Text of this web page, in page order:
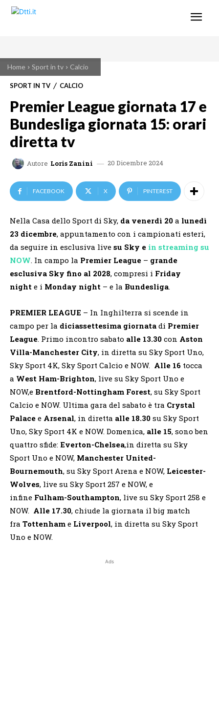
Home Sport in tv Calcio
SPORT IN TV CALCIO
Premier League giornata 17 e
Bundesliga giornata 15: orari
diretta tv
Autore Loris Zanini 20 Dicembre 2024
FACEBOOK X PINTEREST
Nella Casa dello Sport di Sky, da venerdì 20 a lunedì
23 dicembre, appuntamento con i campionati esteri,
da seguire in esclusiva live su Sky e in streaming su
NOW. In campo la Premier League – grande
esclusiva Sky fino al 2028, compresi i Friday
night e i Monday night – e la Bundesliga.
PREMIER LEAGUE – In Inghilterra si scende in
campo per la diciassettesima giornata di Premier
League. Primo incontro sabato alle 13.30 con Aston
Villa-Manchester City, in diretta su Sky Sport Uno,
Sky Sport 4K, Sky Sport Calcio e NOW. Alle 16 tocca
a West Ham-Brighton, live su Sky Sport Uno e
NOW,e Brentford-Nottingham Forest, su Sky Sport
Calcio e NOW. Ultima gara del sabato è tra Crystal
Palace e Arsenal, in diretta alle 18.30 su Sky Sport
Uno, Sky Sport 4K e NOW. Domenica, alle 15, sono ben
quattro sfide: Everton-Chelsea,in diretta su Sky
Sport Uno e NOW, Manchester United-
Bournemouth, su Sky Sport Arena e NOW, Leicester-
Wolves, live su Sky Sport 257 e NOW, e
infine Fulham-Southampton, live su Sky Sport 258 e
NOW. Alle 17.30, chiude la giornata il big match
fra Tottenham e Liverpool, in diretta su Sky Sport
Uno e NOW.
Ads